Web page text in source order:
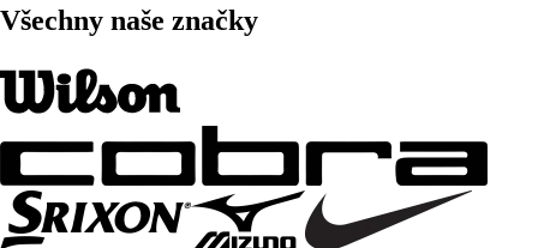
Všechny naše značky